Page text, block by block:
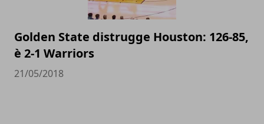
Golden State distrugge Houston: 126-85,
è 2-1 Warriors
21/05/2018